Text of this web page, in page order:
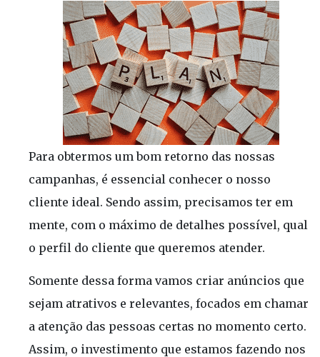
Para obtermos um bom retorno das nossas
campanhas, é essencial conhecer o nosso
cliente ideal. Sendo assim, precisamos ter em
mente, com o máximo de detalhes possível, qual
o perfil do cliente que queremos atender.
Somente dessa forma vamos criar anúncios que
sejam atrativos e relevantes, focados em chamar
a atenção das pessoas certas no momento certo.
Assim, o investimento que estamos fazendo nos